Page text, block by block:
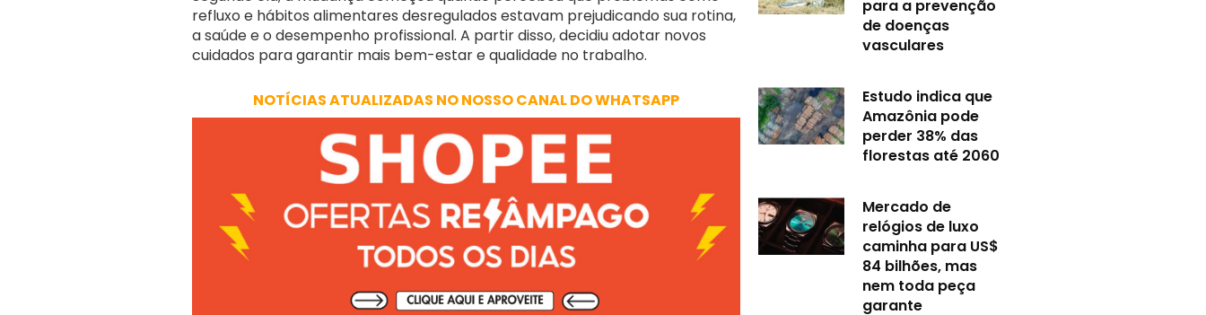
refluxo e hábitos alimentares desregulados estavam prejudicando sua rotina,
a saúde e o desempenho profissional. A partir disso, decidiu adotar novos
cuidados para garantir mais bem-estar e qualidade no trabalho.
NOTÍCIAS ATUALIZADAS NO NOSSO CANAL DO WHATSAPP
para a prevenção
de doenças
vasculares
Estudo indica que
Amazônia pode
perder 38% das
florestas até 2060
Mercado de
relógios de luxo
caminha para US$
84 bilhões, mas
nem toda peça
garante